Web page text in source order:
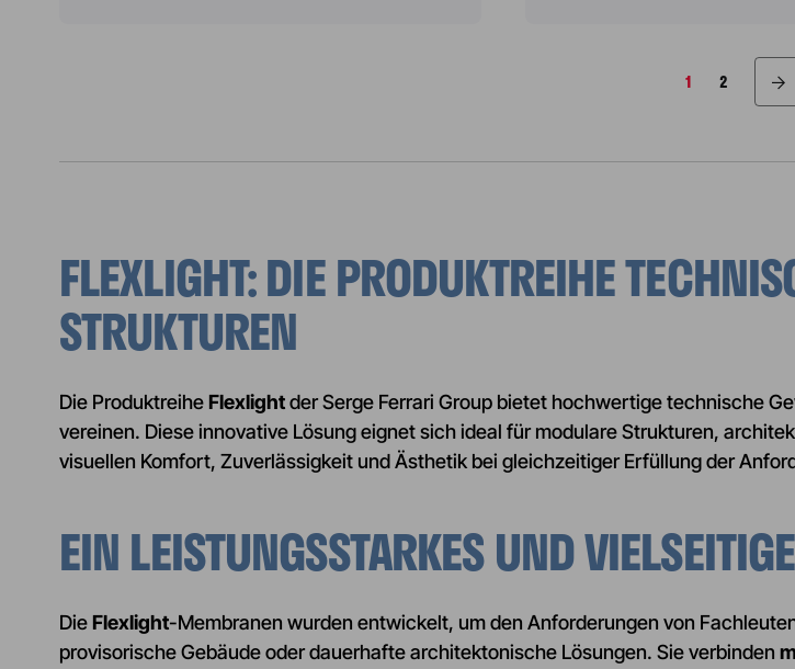
DER
BEITRÄGE
1 2
FLEXLIGHT: DIE PRODUKTREIHE
STRUKTUREN
Die ProduktreiheFlexlightder Serge Ferrari Group bietet hochwertige technische
vereinen. Diese innovative Lösung eignet sich ideal für modulare Strukturen,
visuellen Komfort, Zuverlässigkeit und Ästhetik bei gleichzeitiger Erfüllung der
EIN LEISTUNGSSTARKES UND
DieFlexlight-Membranen wurden entwickelt, um den Anforderungen von
provisorische Gebäude oder dauerhafte architektonische Lösungen. Sie verbinden